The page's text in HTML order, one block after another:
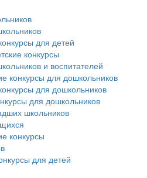
для детей
конкурсы
и воспитателей
конкурсы для дошкольников
для дошкольников
для дошкольников
школьников
конкурсы
для детей